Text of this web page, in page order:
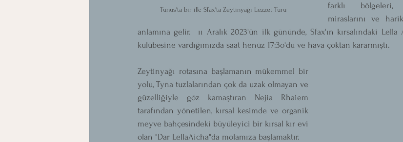
Tunus'ta bir ilk: Sfax'ta Zeytinyağı Lezzet Turu
farklı bölgeleri,
miraslarını ve
anlamına gelir.  ıı Aralık 2023'ün ilk gününde, Sfax'ın kırsalındaki Lella
kulübesine vardığımızda saat henüz 17:3o'du ve hava çoktan kararmıştı.
Zeytinyağı rotasına başlamanın mükemmel bir
yolu, Tyna tuzlalarından çok da uzak olmayan ve
güzelliğiyle göz kamaştıran Nejia Rhaiem
tarafından yönetilen, kırsal kesimde ve organik
meyve bahçesindeki büyüleyici bir kırsal kır evi
olan "Dar LellaAicha"da molamıza başlamaktır.